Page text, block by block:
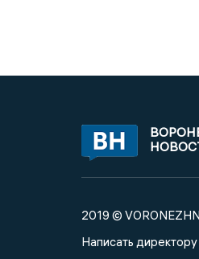
2019 ©
Написать